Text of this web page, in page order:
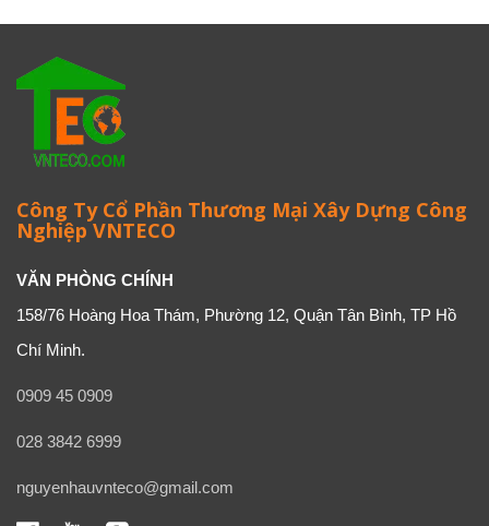
Công Ty Cổ Phần Thương Mại Xây Dựng Công
Nghiệp VNTECO
VĂN PHÒNG CHÍNH
158/76 Hoàng Hoa Thám, Phường 12, Quận Tân Bình, TP Hồ
Chí Minh.
0909 45 0909
028 3842 6999
nguyenhauvnteco@gmail.com